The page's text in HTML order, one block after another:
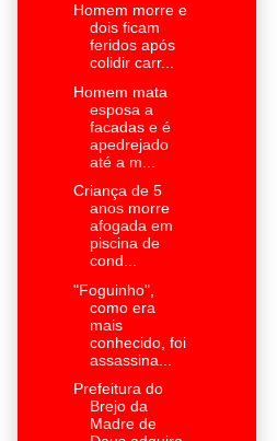
Homem morre e
dois ficam
feridos após
colidir carr...
Homem mata
esposa a
facadas e é
apedrejado
até a m...
Criança de 5
anos morre
afogada em
piscina de
cond...
"Foguinho",
como era
mais
conhecido, foi
assassina...
Prefeitura do
Brejo da
Madre de